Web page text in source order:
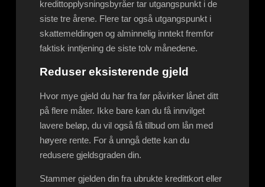
kredittopplysningsbyråer tar utgangspunkt i de
siste tre årene. Flere tar også utgangspunkt i
skattemeldingen og alminnelig inntekt fremfor
faktisk inntjening de siste tolv månedene.
Reduser eksisterende gjeld
Hvor mye gjeld du har fra før påvirker lånet ditt
på flere måter. Ikke bare kan du få innvilget
lavere beløp, du vil også få tilbud om lån med
høyere rente. For å unngå dette kan du
redusere gjeldsgraden din.
Stammer gjelden din fra ubrukte kredittkort eller